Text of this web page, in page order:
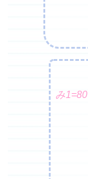
み1=80